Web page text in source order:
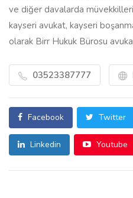
ve diğer davalarda
kayseri avukat, kayseri
olarak Birr Hukuk Bürosu
03523387777
Facebook Twitter
Linkedin Youtube